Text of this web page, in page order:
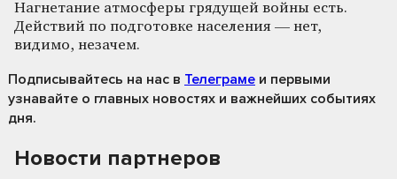
Нагнетание атмосферы грядущей войны есть.
Действий по подготовке населения — нет,
видимо, незачем.
Подписывайтесь на нас в Телеграме и первыми
узнавайте о главных новостях и важнейших событиях
дня.
Новости партнеров